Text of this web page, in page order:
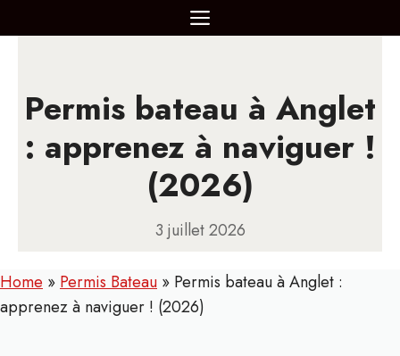
au
MENU
Permis bateau à Anglet
: apprenez à naviguer !
(2026)
3 juillet 2026
Home » Permis Bateau » Permis bateau à Anglet :
apprenez à naviguer ! (2026)